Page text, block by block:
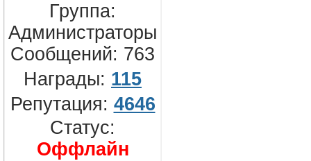
Группа:
Администраторы
Сообщений: 763
Награды: 115
Репутация: 4646
Статус:
Оффлайн